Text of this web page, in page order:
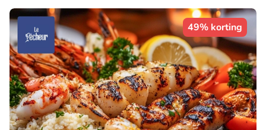
49% korting